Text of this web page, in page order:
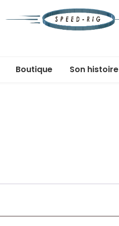
pêcher
Boutique Son histoire